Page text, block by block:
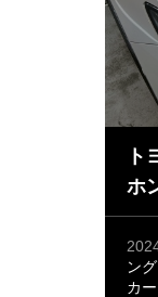
ホ
ダ
ラ
プ
ング
カ